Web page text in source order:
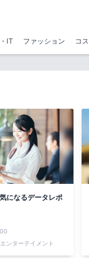
IT ファッション コ
になるデータレポ
ンターテイメント